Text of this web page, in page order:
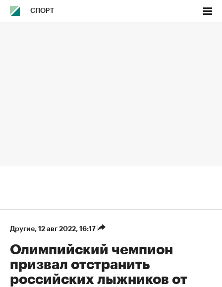
СПОРТ
Другие⁠, 12 авг 2022, 16:17
Олимпийский чемпион
призвал отстранить
российских лыжников от